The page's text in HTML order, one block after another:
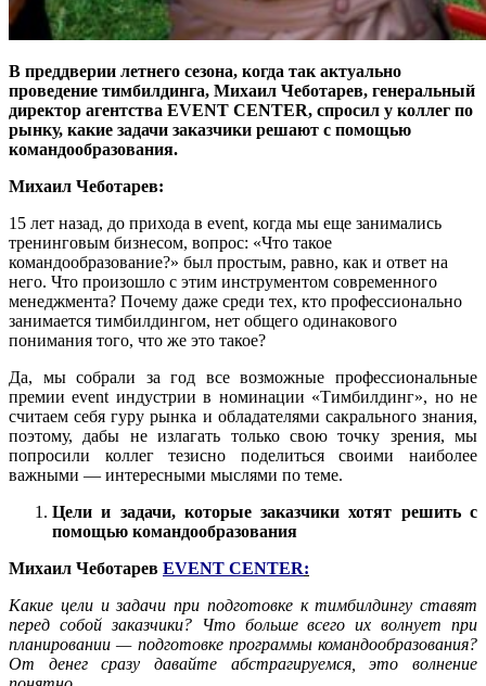
В преддверии летнего сезона, когда так актуально
проведение тимбилдинга, Михаил Чеботарев, генеральный
директор агентства EVENT CENTER, спросил у коллег по
рынку, какие задачи заказчики решают с помощью
командообразования.
Михаил Чеботарев:
15 лет назад, до прихода в event, когда мы еще занимались
тренинговым бизнесом, вопрос: «Что такое
командообразование?» был простым, равно, как и ответ на
него. Что произошло с этим инструментом современного
менеджмента? Почему даже среди тех, кто профессионально
занимается тимбилдингом, нет общего одинакового
понимания того, что же это такое?
Да, мы собрали за год все возможные профессиональные
премии event индустрии в номинации «Тимбилдинг», но не
считаем себя гуру рынка и обладателями сакрального знания,
поэтому, дабы не излагать только свою точку зрения, мы
попросили коллег тезисно поделиться своими наиболее
важными — интересными мыслями по теме.
Цели и задачи, которые заказчики хотят решить с
помощью командообразования
Михаил Чеботарев EVENT CENTER:
Какие цели и задачи при подготовке к тимбилдингу ставят
перед собой заказчики? Что больше всего их волнует при
планировании — подготовке программы командообразования?
От денег сразу давайте абстрагируемся, это волнение